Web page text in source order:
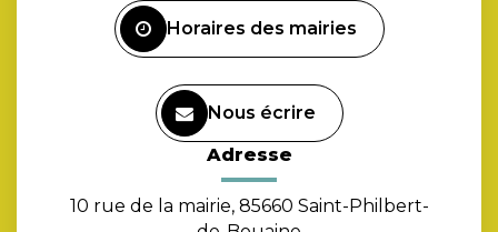
Horaires des mairies
Nous écrire
Adresse
10 rue de la mairie, 85660 Saint-Philbert-